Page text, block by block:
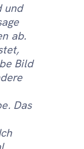
und
ab.
Bild
Das